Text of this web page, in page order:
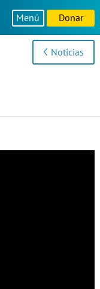
Menú Donar
Noticias